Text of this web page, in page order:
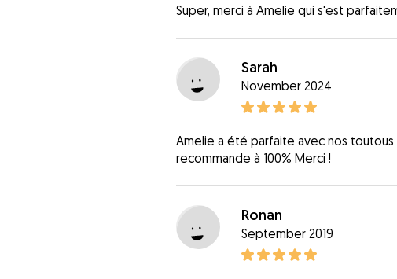
Super, merci à Amelie qui s'est
Sarah
November 2024
Amelie a été parfaite avec nos toutous
recommande à 100% Merci !
Ronan
September 2019